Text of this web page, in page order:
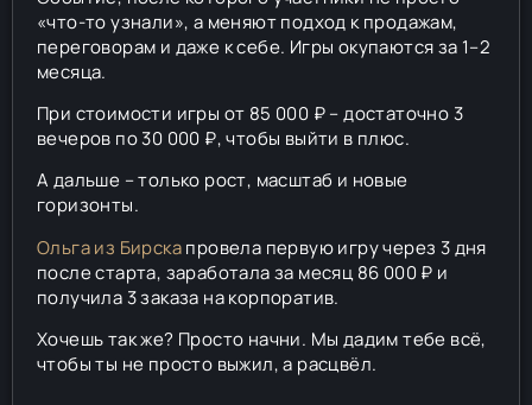
«что-то узнали», а меняют подход к продажам,
переговорам и даже к себе. Игры окупаются за 1–2
месяца.
При стоимости игры от 85 000 ₽ – достаточно 3
вечеров по 30 000 ₽, чтобы выйти в плюс.
А дальше – только рост, масштаб и новые
горизонты.
Ольга из Бирскапровела первую игру через 3 дня
после старта, заработала за месяц 86 000 ₽ и
получила 3 заказа на корпоратив.
Хочешь так же? Просто начни. Мы дадим тебе всё,
чтобы ты не просто выжил, а расцвёл.